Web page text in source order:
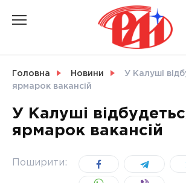
УКРАЇНА
Головна Новини
У Калуші
ярмарок вакансій
У Калуші
ярмарок вакансій
Поширити: